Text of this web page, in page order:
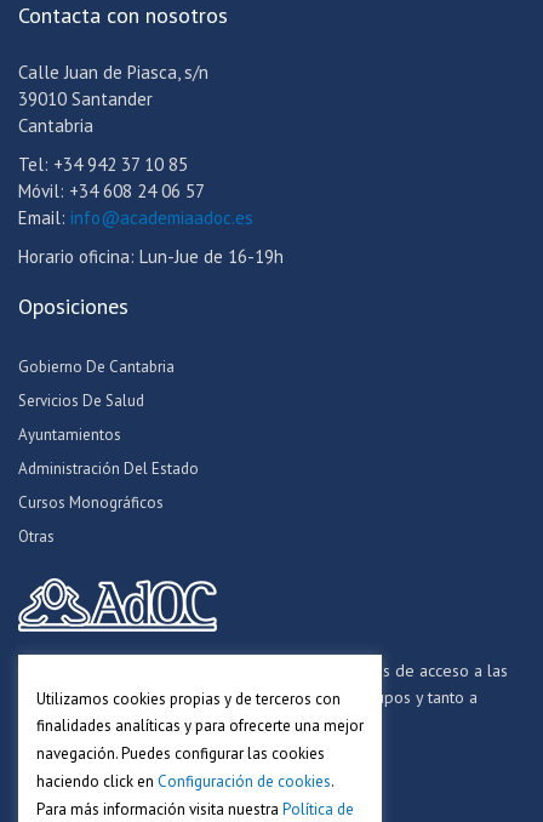
Contacta con nosotros
Calle Juan de Piasca, s/n
39010 Santander
Cantabria
Tel: +34 942 37 10 85
Móvil: +34 608 24 06 57
Email: info@academiaadoc.es
Horario oficina: Lun-Jue de 16-19h
Oposiciones
Gobierno De Cantabria
Servicios De Salud
Ayuntamientos
Administración Del Estado
Cursos Monográficos
Otras
Formamos opositores para los procesos selectivos de acceso a las
distintas Administraciones Públicas, a todos los grupos y tanto a
personal funcionario, laboral y estatutario.
Utilizamos cookies propias y de terceros con
finalidades analíticas y para ofrecerte una mejor
navegación. Puedes configurar las cookies
haciendo click en Configuración de cookies.
Para más información visita nuestra Política de